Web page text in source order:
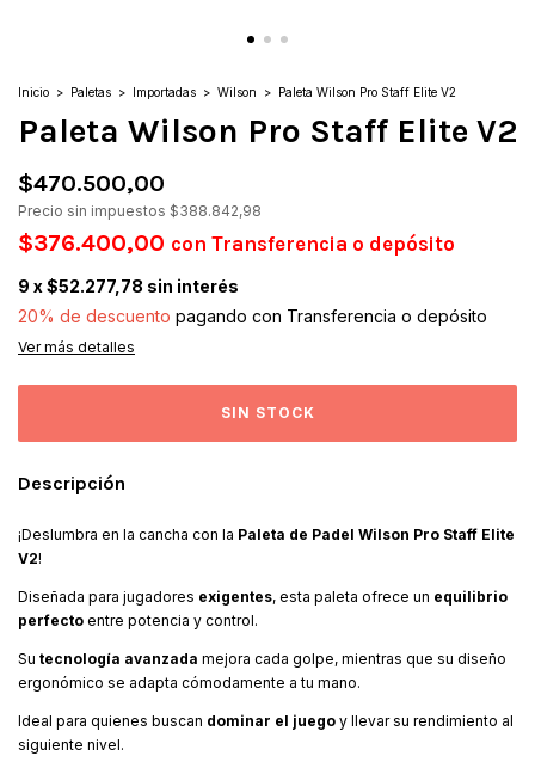
Inicio > Paletas > Importadas > Wilson > Paleta Wilson Pro Staff Elite V2
Paleta Wilson Pro Staff Elite V2
$470.500,00
Precio sin impuestos $388.842,98
$376.400,00 con Transferencia o depósito
9 x$52.277,78 sin interés
20% de descuento pagando con Transferencia o depósito
Ver más detalles
Descripción
¡Deslumbra en la cancha con la Paleta de Padel Wilson Pro Staff Elite
V2!
Diseñada para jugadores exigentes, esta paleta ofrece un equilibrio
perfecto entre potencia y control.
Su tecnología avanzada mejora cada golpe, mientras que su diseño
ergonómico se adapta cómodamente a tu mano.
Ideal para quienes buscan dominar el juego y llevar su rendimiento al
siguiente nivel.